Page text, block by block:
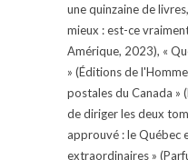
une quinzaine de
mieux : est-ce
Amérique, 2023), «
» (Éditions de
postales du Canada »
de diriger les deux
approuvé : le Québec
extraordinaires »